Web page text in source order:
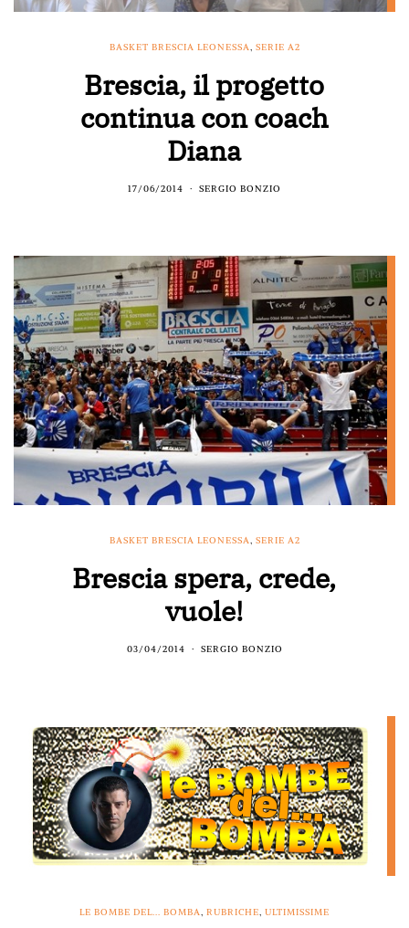
BASKET BRESCIA LEONESSA, SERIE A2
Brescia, il progetto
continua con coach
Diana
17/06/2014 SERGIO BONZIO
BASKET BRESCIA LEONESSA, SERIE A2
Brescia spera, crede,
vuole!
03/04/2014 SERGIO BONZIO
LE BOMBE DEL... BOMBA, RUBRICHE, ULTIMISSIME